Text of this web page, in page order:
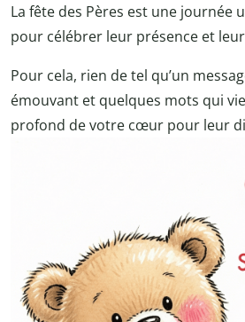
La fête des Pères est une journée
pour célébrer leur présence et
Pour cela, rien de tel qu’un
émouvant et quelques mots qui
profond de votre cœur pour leur